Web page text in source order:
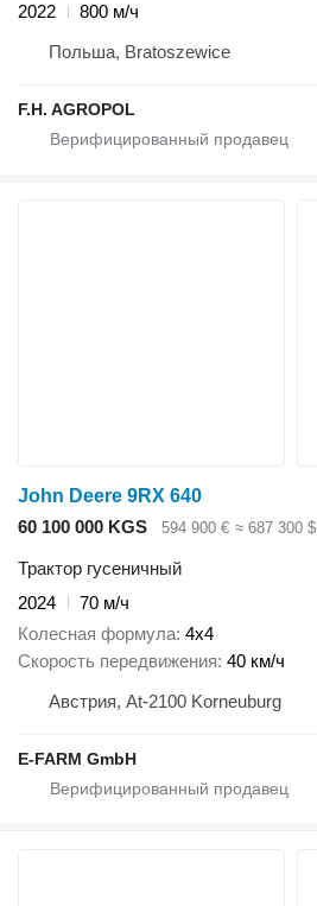
2022
800 м/ч
Польша, Bratoszewice
F.H. AGROPOL
John Deere 9RX 640
60 100 000 KGS
594 900 € ≈ 687 300 $
Трактор гусеничный
2024
70 м/ч
Колесная формула 4x4
Скорость передвижения 40 км/ч
Австрия, At-2100 Korneuburg
E-FARM GmbH